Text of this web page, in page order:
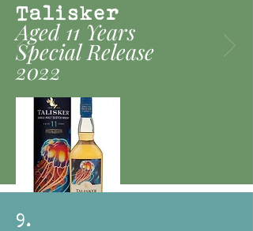
Talisker
Aged 11 Years
Special Release
2022
9.